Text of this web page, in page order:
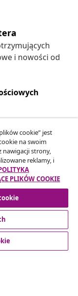
i nowości od
dotyczącej
cookie” jest
na swoim
nawigacji strony,
reklamy, i
PLIKÓW COOKIE